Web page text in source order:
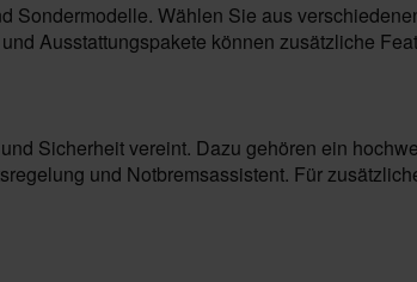
Wählen Sie aus
Ausstattungspakete können zusätzliche
Sicherheit vereint. Dazu gehören ein
und Notbremsassistent. Für